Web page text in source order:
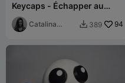
Keycaps - Échapper au
Kanji
Catalina
 389 94